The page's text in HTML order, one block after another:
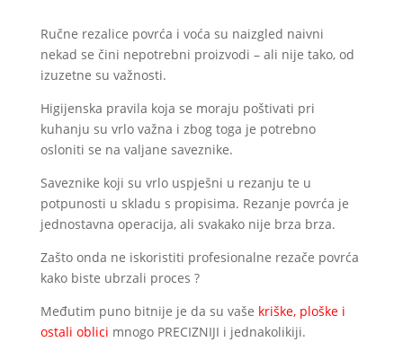
Ručne rezalice povrća i voća su naizgled naivni
nekad se čini nepotrebni proizvodi – ali nije tako, od
izuzetne su važnosti.
Higijenska pravila koja se moraju poštivati pri
kuhanju su vrlo važna i zbog toga je potrebno
osloniti se na valjane saveznike.
Saveznike koji su vrlo uspješni u rezanju te u
potpunosti u skladu s propisima. Rezanje povrća je
jednostavna operacija, ali svakako nije brza brza.
Zašto onda ne iskoristiti profesionalne rezače povrća
kako biste ubrzali proces ?
Međutim puno bitnije je da su vaše kriške, ploške i
ostali oblici mnogo PRECIZNIJI i jednakolikiji.